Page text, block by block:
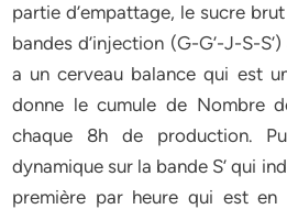
partie d’empattage, le sucre
bandes d’injection (G-G’-J-S-
a un cerveau balance qui est
donne le cumule de Nombre
chaque 8h de production.
dynamique sur la bande S’ qui
première par heure qui est en